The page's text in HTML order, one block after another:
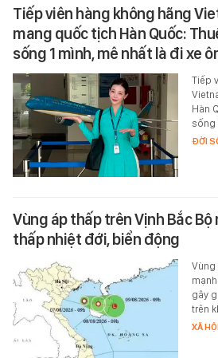
Tiếp viên hàng không hãng
mang quốc tịch Hàn Quốc:
sống 1 mình, mê nhất là đi xe
Tiếp
Hàn
sống
ĐỜI
Vùng áp thấp trên Vịnh Bắc
thấp nhiệt đới, biển động
Vùng
gây
trên
XÃ